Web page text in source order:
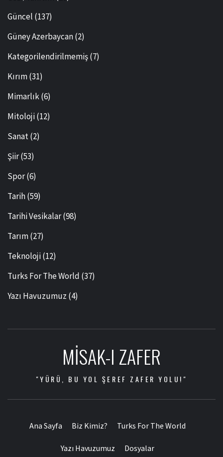
Güncel (137)
Güney Azerbaycan(2)
Kategorilendirilmemiş(7)
Kırım(31)
Mimarlık(6)
Mitoloji(12)
Sanat(2)
Şiir(53)
Spor(6)
Tarih(59)
Tarihi Vesikalar(98)
Tarım(27)
Teknoloji(12)
Turks For The World (37)
Yazı Havuzumuz (4)
MISAK-I ZAFER
"YÜRÜ, BU YOL ŞEREF ZAFER YOLU!"
Ana Sayfa Biz Kimiz? Turks For The World
Yazı Havuzumuz Dosyalar